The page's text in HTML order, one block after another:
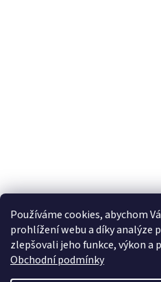
Používáme cookies, abychom
prohlížení webu a díky analýze
zlepšovali jeho funkce, výkon a
Obchodní podmínky